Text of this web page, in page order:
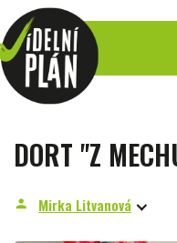
DORT "Z
person Mirka Litvanová